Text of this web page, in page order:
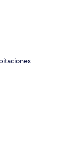
de semana ago